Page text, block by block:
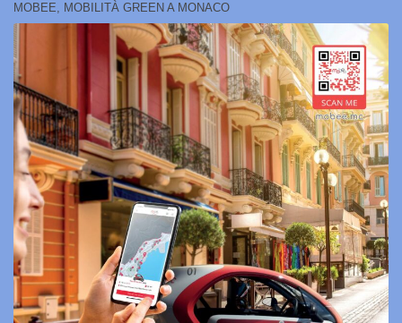
MOBEE, MOBILITÀ GREEN A MONACO